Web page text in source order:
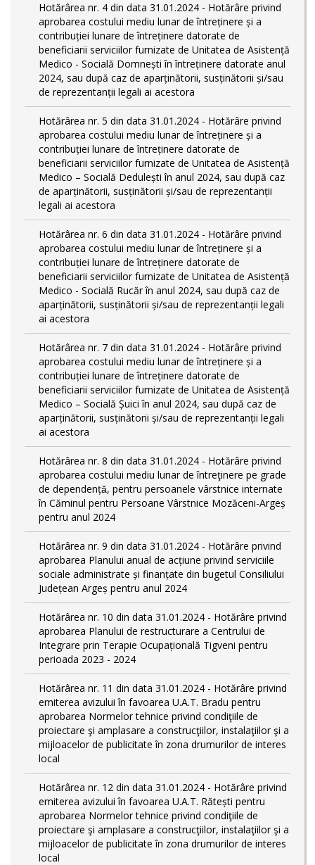
Hotărârea nr. 4 din data 31.01.2024 - Hotărâre privind
aprobarea costului mediu lunar de întreținere și a
contribuției lunare de întreținere datorate de
beneficiarii serviciilor furnizate de Unitatea de Asistență
Medico - Socială Domnești în întreținere datorate anul
2024, sau după caz de aparținătorii, susținătorii și/sau
de reprezentanții legali ai acestora
Hotărârea nr. 5 din data 31.01.2024 - Hotărâre privind
aprobarea costului mediu lunar de întreținere și a
contribuției lunare de întreținere datorate de
beneficiarii serviciilor furnizate de Unitatea de Asistență
Medico – Socială Dedulești în anul 2024, sau după caz
de aparținătorii, susținătorii și/sau de reprezentanții
legali ai acestora
Hotărârea nr. 6 din data 31.01.2024 - Hotărâre privind
aprobarea costului mediu lunar de întreținere și a
contribuției lunare de întreținere datorate de
beneficiarii serviciilor furnizate de Unitatea de Asistență
Medico - Socială Rucăr în anul 2024, sau după caz de
aparținătorii, susținătorii și/sau de reprezentanții legali
ai acestora
Hotărârea nr. 7 din data 31.01.2024 - Hotărâre privind
aprobarea costului mediu lunar de întreținere și a
contribuției lunare de întreținere datorate de
beneficiarii serviciilor furnizate de Unitatea de Asistență
Medico – Socială Șuici în anul 2024, sau după caz de
aparținătorii, susținătorii și/sau de reprezentanții legali
ai acestora
Hotărârea nr. 8 din data 31.01.2024 - Hotărâre privind
aprobarea costului mediu lunar de întreţinere pe grade
de dependențǎ, pentru persoanele vârstnice internate
în Căminul pentru Persoane Vârstnice Mozăceni-Argeș
pentru anul 2024
Hotărârea nr. 9 din data 31.01.2024 - Hotărâre privind
aprobarea Planului anual de acțiune privind serviciile
sociale administrate și finanțate din bugetul Consiliului
Județean Argeș pentru anul 2024
Hotărârea nr. 10 din data 31.01.2024 - Hotărâre privind
aprobarea Planului de restructurare a Centrului de
Integrare prin Terapie Ocupațională Tigveni pentru
perioada 2023 - 2024
Hotărârea nr. 11 din data 31.01.2024 - Hotărâre privind
emiterea avizului în favoarea U.A.T. Bradu pentru
aprobarea Normelor tehnice privind condiţiile de
proiectare şi amplasare a construcţiilor, instalaţiilor şi a
mijloacelor de publicitate în zona drumurilor de interes
local
Hotărârea nr. 12 din data 31.01.2024 - Hotărâre privind
emiterea avizului în favoarea U.A.T. Rătești pentru
aprobarea Normelor tehnice privind condiţiile de
proiectare şi amplasare a construcţiilor, instalaţiilor şi a
mijloacelor de publicitate în zona drumurilor de interes
local